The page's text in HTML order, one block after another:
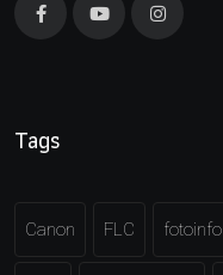
Tags
Canon FLC fotoinfo